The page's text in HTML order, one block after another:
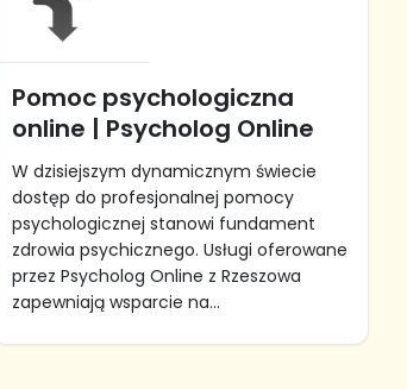
Pomoc psychologiczna
online | Psycholog Online
W dzisiejszym dynamicznym świecie
dostęp do profesjonalnej pomocy
psychologicznej stanowi fundament
zdrowia psychicznego. Usługi oferowane
przez Psycholog Online z Rzeszowa
zapewniają wsparcie na...